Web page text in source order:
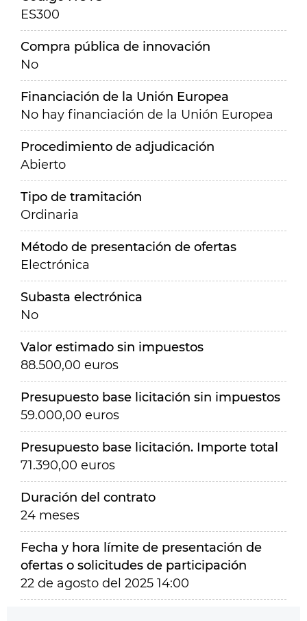
ES300
Compra pública de innovación
No
Financiación de la Unión Europea
No hay financiación de la Unión Europea
Procedimiento de adjudicación
Abierto
Tipo de tramitación
Ordinaria
Método de presentación de ofertas
Electrónica
Subasta electrónica
No
Valor estimado sin impuestos
88.500,00 euros
Presupuesto base licitación sin impuestos
59.000,00 euros
Presupuesto base licitación. Importe total
71.390,00 euros
Duración del contrato
24 meses
Fecha y hora límite de presentación de
ofertas o solicitudes de participación
22 de agosto del 2025 14:00